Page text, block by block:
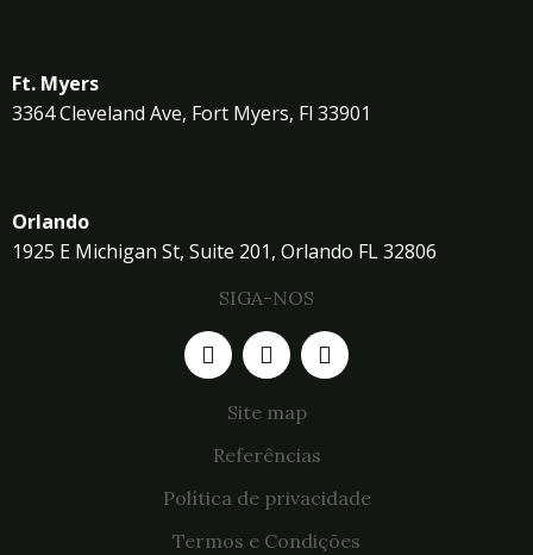
Ft. Myers
3364 Cleveland Ave, Fort Myers, Fl 33901
Orlando
1925 E Michigan St, Suite 201, Orlando FL 32806
SIGA-NOS
Site map
Referências
Política de privacidade
Termos e Condições